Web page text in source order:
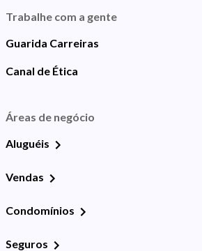
Trabalhe com a gente
Guarida Carreiras
Canal de Ética
Áreas de negócio
Aluguéis
Vendas
Condomínios
Seguros